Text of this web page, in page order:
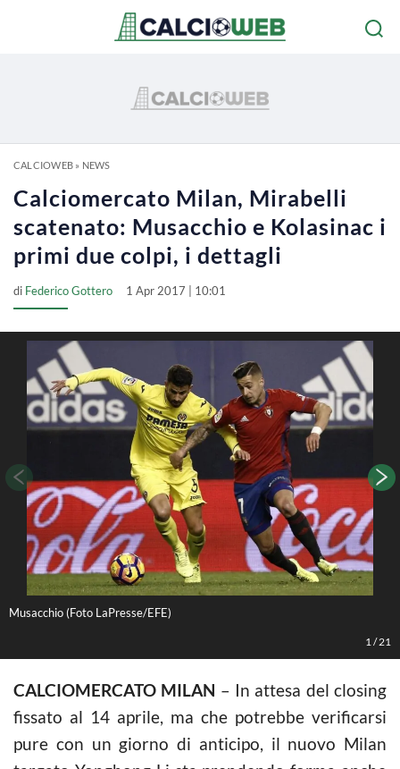
CALCIOWEB» NEWS
Calciomercato Milan, Mirabelli
scatenato: Musacchio e Kolasinac i
primi due colpi, i dettagli
di Federico Gottero 1 Apr 2017 | 10:01
Musacchio (Foto LaPresse/EFE)
1 /21
CALCIOMERCATO MILAN – In attesa del closing
fissato al 14 aprile, ma che potrebbe verificarsi
pure con un giorno di anticipo, il nuovo Milan